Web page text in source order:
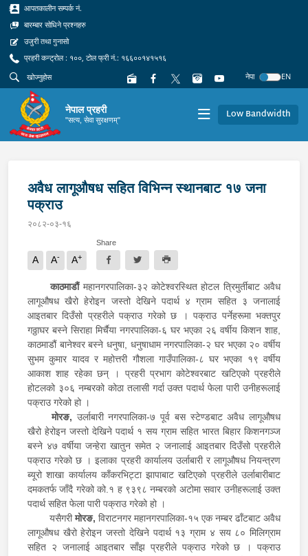
आपतकालीन सम्पर्क नं.
बारम्बार सोधिने प्रश्नहरु
उजुरी तथा गुनासो
प्रहरी कन्ट्रोल : १००, टोल फ्री नं.: १६६००१४१५१६
नेपा
EN
नेपाल प्रहरी
"सत्य, सेवा सुरक्षणम्" Low Bandwidth
अवैध लागूऔषध सहित विभिन्न स्थानबाट १७ जना
पक्राउ
२०८२-०३-१६
A A- A+
Share
काठमाडौंमहानगरपालिका-३२ कोटेश्वरस्थित होटल त्रिमुर्तीबाट अवैध
लागूऔषध खैरो हेरोइन जस्तो देखिने पदार्थ ४ ग्राम सहित ३ जनालाई
आइतबार दिउँसो प्रहरीले पक्राउ गरेको छ । पक्राउ पर्नेहरूमा भक्तपुर
गठ्ठाघर बस्ने सिराहा मिर्चैया नगरपालिका-६ घर भएका २६ वर्षीय किशन शाह,
काठमाडौं बानेश्वर बस्ने धनुषा, धनुषाधाम नगरपालिका-२ घर भएका २० वर्षीय
सुभम कुमार यादव र महोत्तरी गौशला गाउँपालिका-८ घर भएका १९ वर्षीय
आकाश शाह रहेका छन् । प्रहरी प्रभाग कोटेश्वरबाट खटिएको प्रहरीले
होटलको ३०६ नम्बरको कोठा तलासी गर्दा उक्त पदार्थ फेला पारी उनीहरूलाई
पक्राउ गरेको हो ।
मोरङ, उर्लाबारी नगरपालिका-७ पूर्व बस स्टेण्डबाट अवैध लागूऔषध
खैरो हेरोइन जस्तो देखिने पदार्थ १ सय ग्राम सहित भारत बिहार किशनगञ्ज
बस्ने ४७ वर्षीया जन्हेरा खातुन समेत २ जनालाई आइतबार दिउँसो प्रहरीले
पक्राउ गरेको छ । इलाका प्रहरी कार्यालय उर्लाबारी र लागूऔषध नियन्त्रण
ब्यूरो शाखा कार्यालय काँकरभिट्टा झापाबाट खटिएको प्रहरीले उर्लाबारीबाट
दमकतर्फ जाँदै गरेको को.१ ह ९३९८ नम्बरको अटोमा सवार उनीहरूलाई उक्त
पदार्थ सहित फेला पारी पक्राउ गरेको हो ।
यसैगरीमोरङ, विराटनगर महानगरपालिका-१५ एक नम्बर ढाँटबाट अवैध
लागूऔषध खैरो हेरोइन जस्तो देखिने पदार्थ १३ ग्राम ४ सय ८० मिलिग्राम
सहित २ जनालाई आइतबार साँझ प्रहरीले पक्राउ गरेको छ । पक्राउ